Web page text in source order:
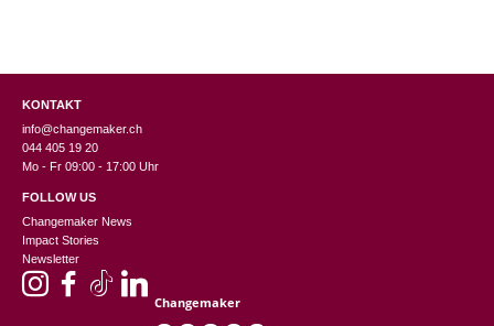
KONTAKT
info@changemaker.ch
044 405 19 20
Mo - Fr 09:00 - 17:00 Uhr
FOLLOW US
Changemaker News
Impact Stories
Newsletter
Changemaker